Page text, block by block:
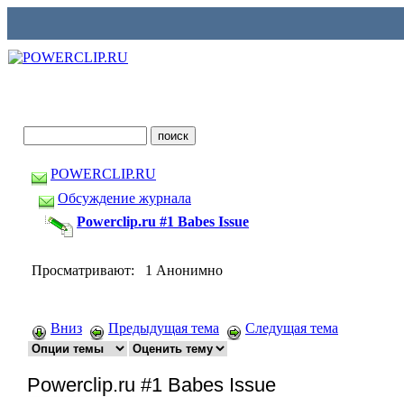
POWERCLIP.RU
Обсуждение журнала
Powerclip.ru #1 Babes Issue
Просматривают: 1 Анонимно
Вниз Предыдущая тема Следущая тема
Powerclip.ru #1 Babes Issue